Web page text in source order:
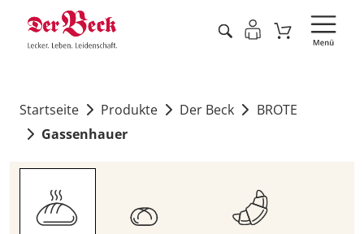
Startseite Produkte Der Beck
BROTE
Gassenhauer